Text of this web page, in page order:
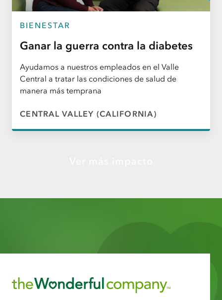
BIENESTAR
Ganar la guerra contra la diabetes
Ayudamos a nuestros empleados en el Valle
Central a tratar las condiciones de salud de
manera más temprana
CENTRAL VALLEY (CALIFORNIA)